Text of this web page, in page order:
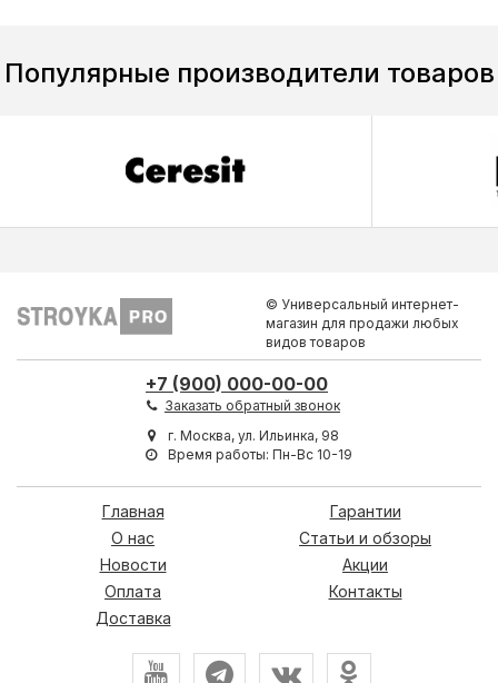
Популярные производители товаров
© Универсальный интернет-
магазин для продажи любых
видов товаров
+7 (900) 000-00-00
Заказать обратный звонок
г. Москва, ул. Ильинка, 98
Время работы: Пн-Вс 10-19
Главная
О нас
Новости
Оплата
Доставка
Гарантии
Статьи и обзоры
Акции
Контакты